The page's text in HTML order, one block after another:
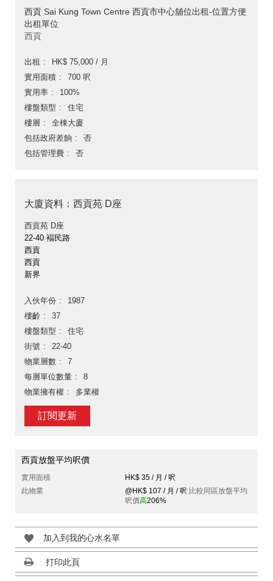
西貢 Sai Kung Town Centre 西貢市中心舖位出租-位置方便
出租單位
西貢
出租
HK$ 75,000 / 月
實用面積
700 呎
實用率
100%
樓盤類型
住宅
樓層
全棟大廈
包括政府差餉
否
包括管理費
否
大廈資料：西貢苑 D座
西貢苑 D座
22-40 褔民路
西貢
西貢
新界
入伙年份
1987
樓齡
37
樓盤類型
住宅
街號
22-40
物業層數
7
每層單位數量
8
物業擁有權
多業權
訂閱更新
西貢放盤平均呎價
實用面積
HK$ 35 / 月 / 呎
此物業
@HK$ 107 / 月 / 呎 比較同區放盤平均
呎價高206%
加入到我的心水名單
打印此頁